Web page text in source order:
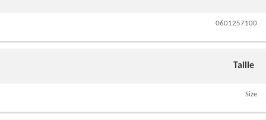
0601257100
Taille
Size